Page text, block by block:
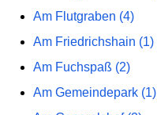
Am Flutgraben (4)
Am Friedrichshain (1)
Am Fuchspaß (2)
Am Gemeindepark (1)